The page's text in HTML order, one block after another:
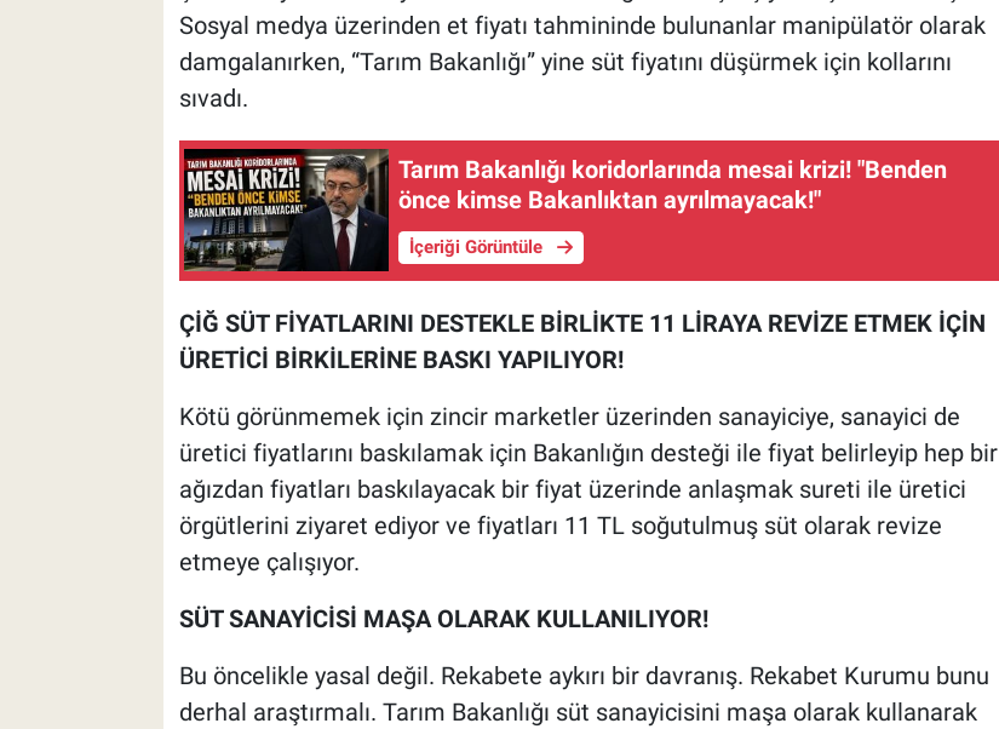
Sosyal medya üzerinden et fiyatı tahmininde bulunanlar manipülatör olarak
damgalanırken, “Tarım Bakanlığı” yine süt fiyatını düşürmek için kollarını
sıvadı.
Tarım Bakanlığı koridorlarında mesai krizi! "Benden
önce kimse Bakanlıktan ayrılmayacak!"
İçeriği Görüntüle
ÇİĞ SÜT FİYATLARINI DESTEKLE BİRLİKTE 11 LİRAYA REVİZE ETMEK İÇİN
ÜRETİCİ BİRKİLERİNE BASKI YAPILIYOR!
Kötü görünmemek için zincir marketler üzerinden sanayiciye, sanayici de
üretici fiyatlarını baskılamak için Bakanlığın desteği ile fiyat belirleyip hep bir
ağızdan fiyatları baskılayacak bir fiyat üzerinde anlaşmak sureti ile üretici
örgütlerini ziyaret ediyor ve fiyatları 11 TL soğutulmuş süt olarak revize
etmeye çalışıyor.
SÜT SANAYİCİSİ MAŞA OLARAK KULLANILIYOR!
Bu öncelikle yasal değil. Rekabete aykırı bir davranış. Rekabet Kurumu bunu
derhal araştırmalı. Tarım Bakanlığı süt sanayicisini maşa olarak kullanarak